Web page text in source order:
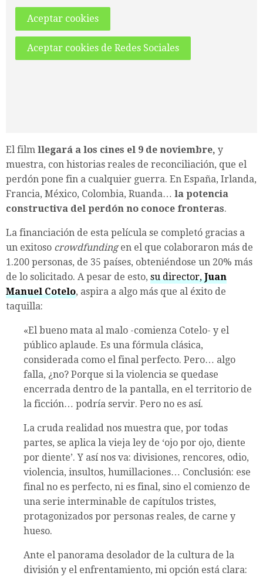
Aceptar cookies
Aceptar cookies de Redes Sociales
El film llegará a los cines el 9 de noviembre, y
muestra, con historias reales de reconciliación, que el
perdón pone fin a cualquier guerra. En España, Irlanda,
Francia, México, Colombia, Ruanda… la potencia
constructiva del perdón no conoce fronteras.
La financiación de esta película se completó gracias a
un exitoso crowdfundingen el que colaboraron más de
1.200 personas, de 35 países, obteniéndose un 20% más
de lo solicitado. A pesar de esto, su director, Juan
Manuel Cotelo, aspira a algo más que al éxito de
taquilla:
«El bueno mata al malo -comienza Cotelo- y el
público aplaude. Es una fórmula clásica,
considerada como el final perfecto. Pero… algo
falla, ¿no? Porque si la violencia se quedase
encerrada dentro de la pantalla, en el territorio de
la ficción… podría servir. Pero no es así.
La cruda realidad nos muestra que, por todas
partes, se aplica la vieja ley de ‘ojo por ojo, diente
por diente’. Y así nos va: divisiones, rencores, odio,
violencia, insultos, humillaciones… Conclusión: ese
final no es perfecto, ni es final, sino el comienzo de
una serie interminable de capítulos tristes,
protagonizados por personas reales, de carne y
hueso.
Ante el panorama desolador de la cultura de la
división y el enfrentamiento, mi opción está clara: